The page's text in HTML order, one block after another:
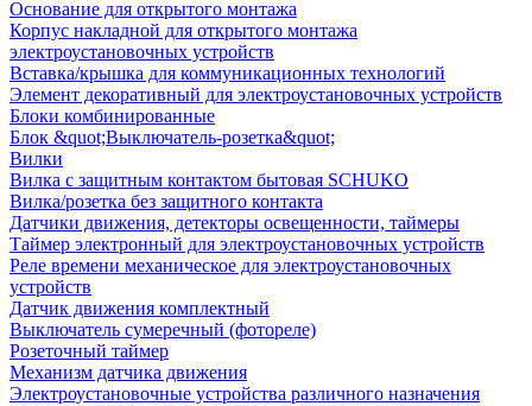
Основание для открытого монтажа
Корпус накладной для открытого монтажа
электроустановочных устройств
Вставка/крышка для коммуникационных технологий
Элемент декоративный для электроустановочных устройств
Блоки комбинированные
Блок &quot;Выключатель-розетка&quot;
Вилки
Вилка с защитным контактом бытовая SCHUKO
Вилка/розетка без защитного контакта
Датчики движения, детекторы освещенности, таймеры
Таймер электронный для электроустановочных устройств
Реле времени механическое для электроустановочных
устройств
Датчик движения комплектный
Выключатель сумеречный (фотореле)
Розеточный таймер
Механизм датчика движения
Электроустановочные устройства различного назначения